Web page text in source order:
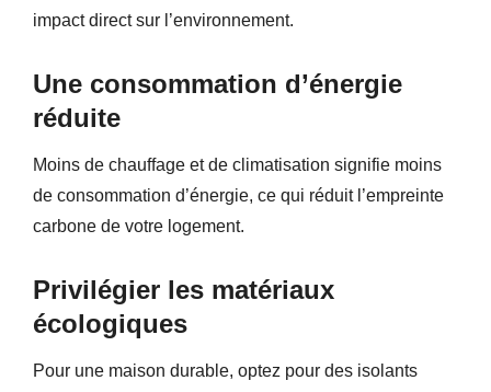
impact direct sur l’environnement.
Une consommation d’énergie
réduite
Moins de chauffage et de climatisation signifie moins
de consommation d’énergie, ce qui réduit l’empreinte
carbone de votre logement.
Privilégier les matériaux
écologiques
Pour une maison durable, optez pour des isolants